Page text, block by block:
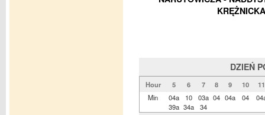
DZIEŃ
Hour 5 6 7 8 9 10
11
Min
04a
39a
10
34a
03a
34
04 04a 04